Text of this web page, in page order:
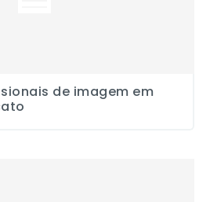
de imagem em